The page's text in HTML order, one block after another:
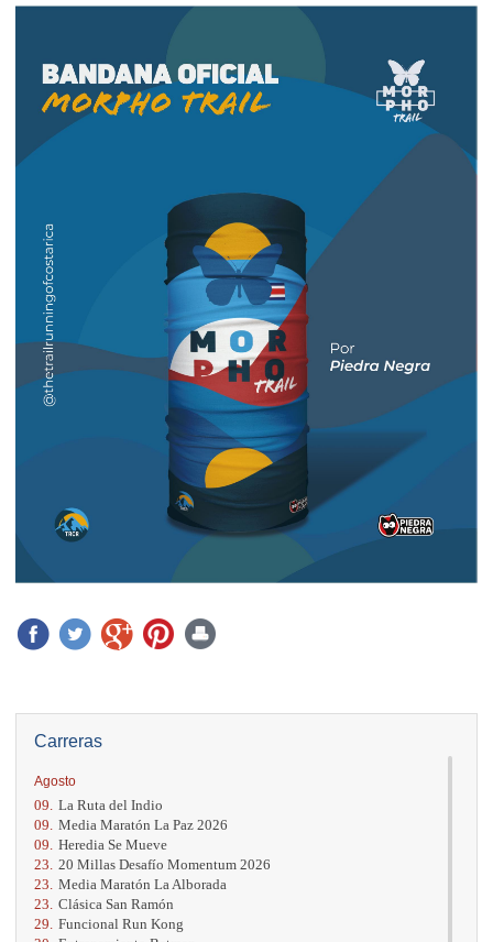
Carreras
Agosto
09. La Ruta del Indio
09. Media Maratón La Paz 2026
09. Heredia Se Mueve
23. 20 Millas Desafío Momentum 2026
23. Media Maratón La Alborada
23. Clásica San Ramón
29. Funcional Run Kong